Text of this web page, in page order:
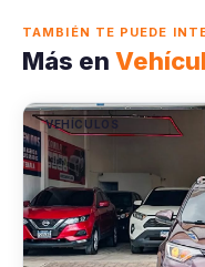
TAMBIÉN TE PUEDE
Más en
VEHÍCULOS